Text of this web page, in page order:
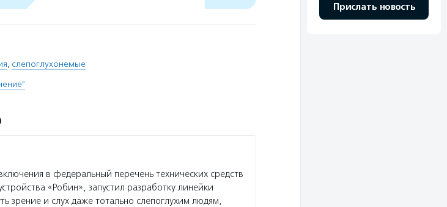
, слепоглухонемые
в федеральный перечень технических средств
«Робин», запустил разработку линейки
зрение и слух даже тотально слепоглухим людям,
Прислать новость